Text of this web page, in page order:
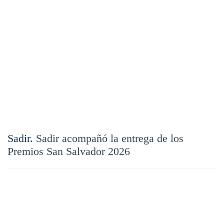
Sadir. Sadir acompañó la entrega de los
Premios San Salvador 2026